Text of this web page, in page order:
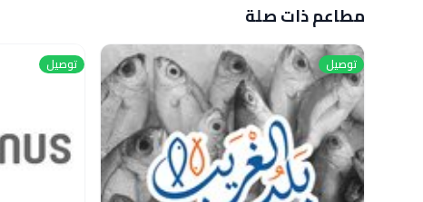
مطاعم ذات صلة
توصيل توصيل